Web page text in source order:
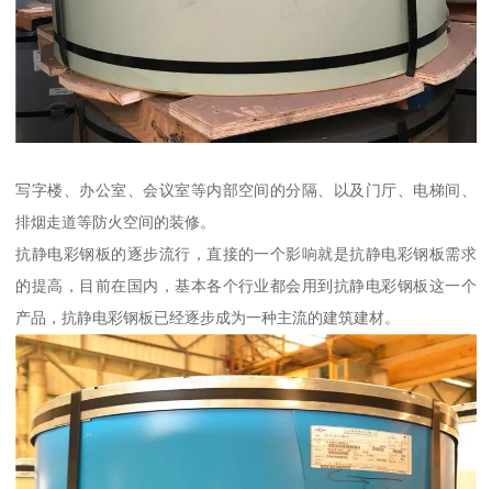
写字楼、办公室、会议室等内部空间的分隔、以及门厅、电梯间、
排烟走道等防火空间的装修。
抗静电彩钢板的逐步流行，直接的一个影响就是抗静电彩钢板需求
的提高，目前在国内，基本各个行业都会用到抗静电彩钢板这一个
产品，抗静电彩钢板已经逐步成为一种主流的建筑建材。